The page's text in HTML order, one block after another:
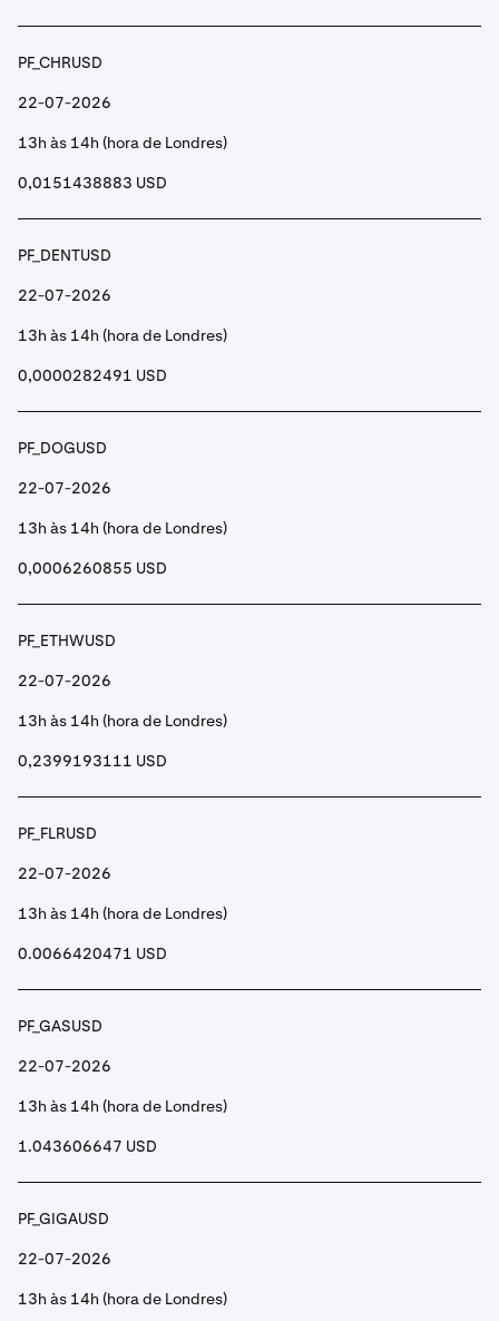
PF_CHRUSD
22-07-2026
13h às 14h (hora de Londres)
0,0151438883 USD
PF_DENTUSD
22-07-2026
13h às 14h (hora de Londres)
0,0000282491 USD
PF_DOGUSD
22-07-2026
13h às 14h (hora de Londres)
0,0006260855 USD
PF_ETHWUSD
22-07-2026
13h às 14h (hora de Londres)
0,2399193111 USD
PF_FLRUSD
22-07-2026
13h às 14h (hora de Londres)
0.0066420471 USD
PF_GASUSD
22-07-2026
13h às 14h (hora de Londres)
1.043606647 USD
PF_GIGAUSD
22-07-2026
13h às 14h (hora de Londres)